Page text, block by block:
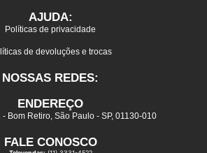
AJUDA:
Políticas de privacidade
de devoluções e trocas
NOSSAS REDES:
ENDEREÇO
- Bom Retiro, São Paulo - SP, 01130-010
FALE CONOSCO